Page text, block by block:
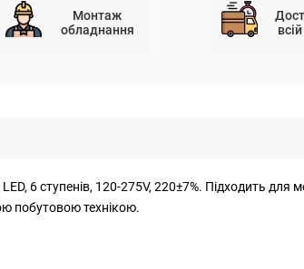
Монтаж
обладнання
6 ступенів, 120-275V, 220±7%. Підходить
побутовою технікою.